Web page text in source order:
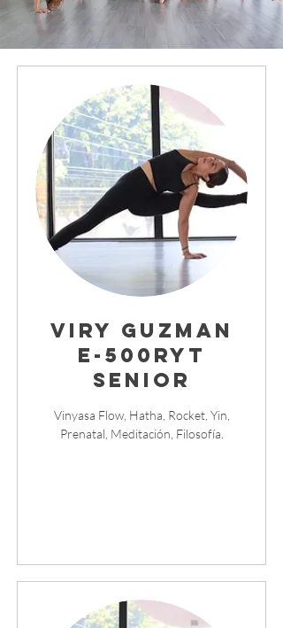
Viry Guzman
E-500RYT
Senior
Vinyasa Flow, Hatha, Rocket, Yin,
Prenatal, Meditación, Filosofía.